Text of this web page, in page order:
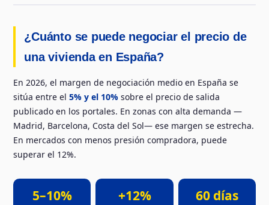
¿Cuánto se puede negociar el precio de
una vivienda en España?
En 2026, el margen de negociación medio en España se
sitúa entre el5% y el 10% sobre el precio de salida
publicado en los portales. En zonas con alta demanda —
Madrid, Barcelona, Costa del Sol— ese margen se estrecha.
En mercados con menos presión compradora, puede
superar el 12%.
5–10% +12% 60 días